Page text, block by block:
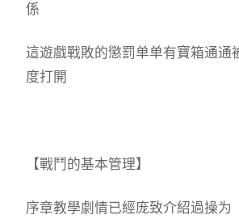
係
這遊戲戰敗的懲罰单单有寶箱通通
度打開
【戰鬥的基本管理】
序章教學劇情已經庞致介紹過操为